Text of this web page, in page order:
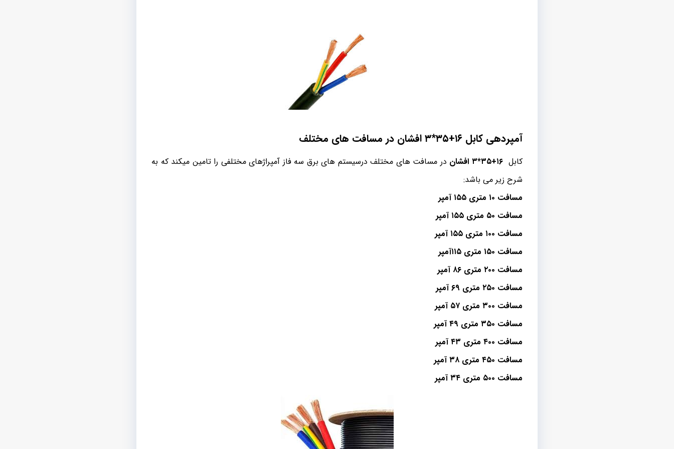
آمپردهی کابل ۱۶+۳۵*۳ افشان در مسافت های مختلف
کابل۱۶+۳۵*۳ افشان
در مسافت های مختلف درسیستم های برق سه فاز آمپراژهای مختلفی را تامین میکند که به
شرح زیر می باشد:
مسافت ۱۰ متری ۱۵۵ آمپر
مسافت ۵۰ متری ۱۵۵ آمپر
مسافت ۱۰۰ متری ۱۵۵ آمپر
مسافت ۱۵۰ متری ۱۱۵آمپر
مسافت ۲۰۰ متری ۸۶ آمپر
مسافت ۲۵۰ متری ۶۹ آمپر
مسافت ۳۰۰ متری ۵۷ آمپر
مسافت ۳۵۰ متری ۴۹ آمپر
مسافت ۴۰۰ متری ۴۳ آمپر
مسافت ۴۵۰ متری ۳۸ آمپر
مسافت ۵۰۰ متری ۳۴ آمپر